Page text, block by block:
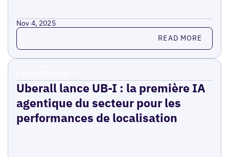
Nov 4, 2025
Read more READ MORE
Uberall lance UB-I : la première IA
agentique du secteur pour les
performances de localisation